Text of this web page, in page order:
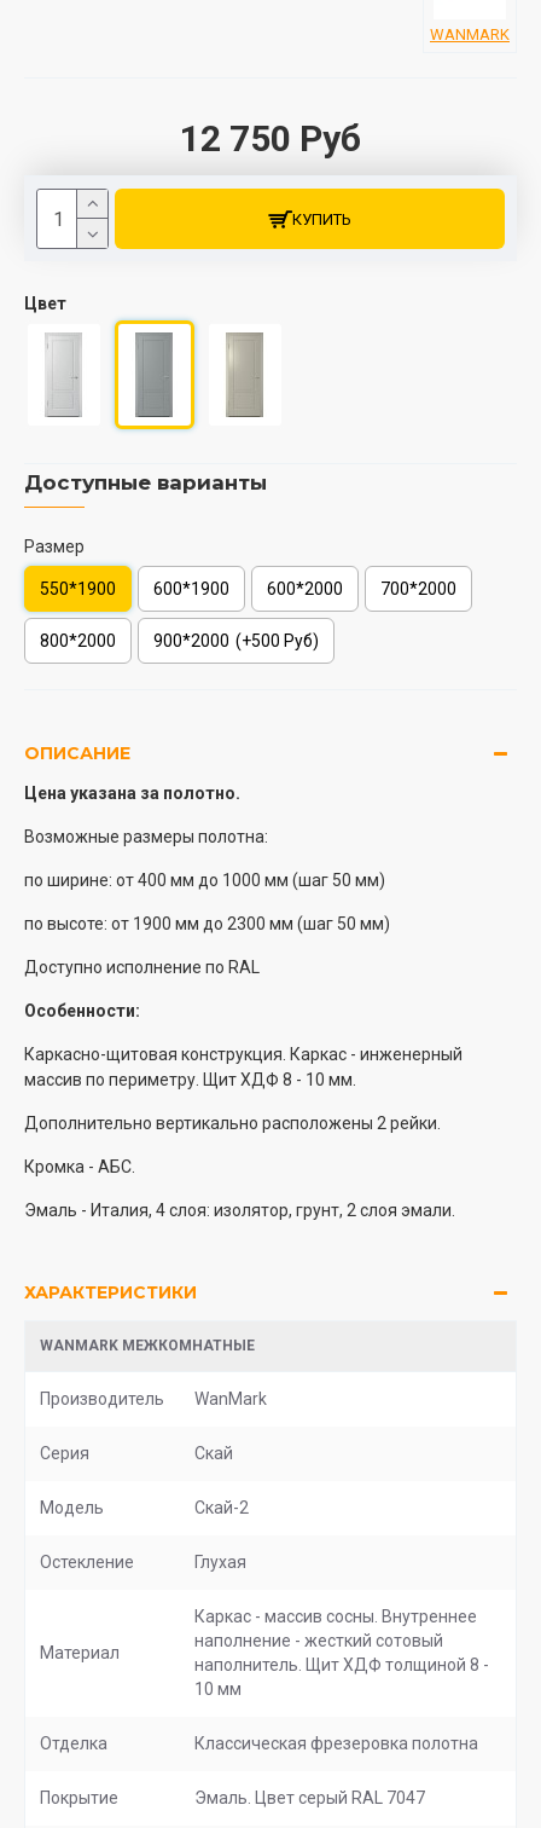
12 750 Руб
WANMARK
Цвет
Доступные варианты
Размер
550*1900 600*1900 600*2000 700*2000
800*2000 900*2000 (+500 Руб)
КУПИТЬ
ОПИСАНИЕ
Цена указана за полотно.
Возможные размеры полотна:
по ширине: от 400 мм до 1000 мм (шаг 50 мм)
по высоте: от 1900 мм до 2300 мм (шаг 50 мм)
Доступно исполнение по RAL
Особенности:
Каркасно-щитовая конструкция. Каркас - инженерный
массив по периметру. Щит ХДФ 8 - 10 мм.
Дополнительно вертикально расположены 2 рейки.
Кромка - АБС.
Эмаль - Италия, 4 слоя: изолятор, грунт, 2 слоя эмали.
ХАРАКТЕРИСТИКИ
WANMARK МЕЖКОМНАТНЫЕ
Производитель WanMark
Серия Скай
Модель Скай-2
Остекление Глухая
Материал
Каркас - массив сосны. Внутреннее
наполнение - жесткий сотовый
наполнитель. Щит ХДФ толщиной 8 -
10 мм
Отделка Классическая фрезеровка полотна
Покрытие Эмаль. Цвет серый RAL 7047